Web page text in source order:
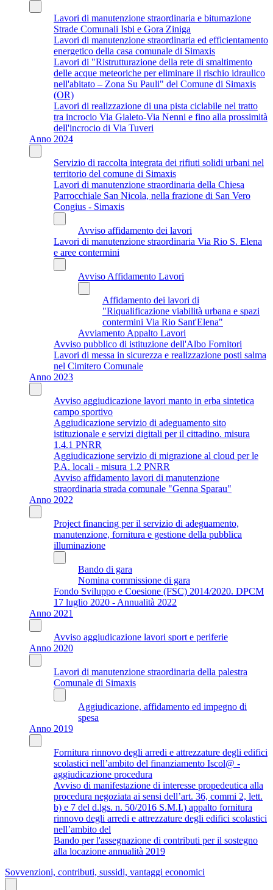
Lavori di manutenzione straordinaria e bitumazione
Strade Comunali Isbi e Gora Ziniga
Lavori di manutenzione straordinaria ed efficientamento
energetico della casa comunale di Simaxis
Lavori di "Ristrutturazione della rete di smaltimento
delle acque meteoriche per eliminare il rischio idraulico
nell'abitato – Zona Su Pauli" del Comune di Simaxis
(OR)
Lavori di realizzazione di una pista ciclabile nel tratto
tra incrocio Via Gialeto-Via Nenni e fino alla prossimità
dell'incrocio di Via Tuveri
Anno 2024
Servizio di raccolta integrata dei rifiuti solidi urbani nel
territorio del comune di Simaxis
Lavori di manutenzione straordinaria della Chiesa
Parrocchiale San Nicola, nella frazione di San Vero
Congius - Simaxis
Avviso affidamento dei lavori
Lavori di manutenzione straordinaria Via Rio S. Elena
e aree contermini
Avviso Affidamento Lavori
Affidamento dei lavori di
"Riqualificazione viabilità urbana e spazi
contermini Via Rio Sant'Elena"
Avviamento Appalto Lavori
Avviso pubblico di istituzione dell'Albo Fornitori
Lavori di messa in sicurezza e realizzazione posti salma
nel Cimitero Comunale
Anno 2023
Avviso aggiudicazione lavori manto in erba sintetica
campo sportivo
Aggiudicazione servizio di adeguamento sito
istituzionale e servizi digitali per il cittadino. misura
1.4.1 PNRR
Aggiudicazione servizio di migrazione al cloud per le
P.A. locali - misura 1.2 PNRR
Avviso affidamento lavori di manutenzione
straordinaria strada comunale "Genna Sparau"
Anno 2022
Project financing per il servizio di adeguamento,
manutenzione, fornitura e gestione della pubblica
illuminazione
Bando di gara
Nomina commissione di gara
Fondo Sviluppo e Coesione (FSC) 2014/2020. DPCM
17 luglio 2020 - Annualità 2022
Anno 2021
Avviso aggiudicazione lavori sport e periferie
Anno 2020
Lavori di manutenzione straordinaria della palestra
Comunale di Simaxis
Aggiudicazione, affidamento ed impegno di
spesa
Anno 2019
Fornitura rinnovo degli arredi e attrezzature degli edifici
scolastici nell’ambito del finanziamento Iscol@ -
aggiudicazione procedura
Avviso di manifestazione di interesse propedeutica alla
procedura negoziata ai sensi dell’art. 36, commi 2, lett.
b) e 7 del d.lgs. n. 50/2016 S.M.I.) appalto fornitura
rinnovo degli arredi e attrezzature degli edifici scolastici
nell’ambito del
Bando per l'assegnazione di contributi per il sostegno
alla locazione annualità 2019
Sovvenzioni, contributi, sussidi, vantaggi economici